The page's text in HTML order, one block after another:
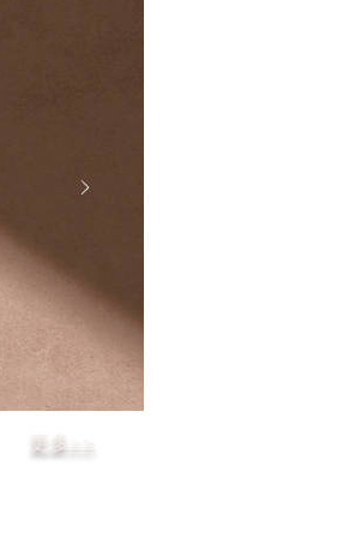
更多>>